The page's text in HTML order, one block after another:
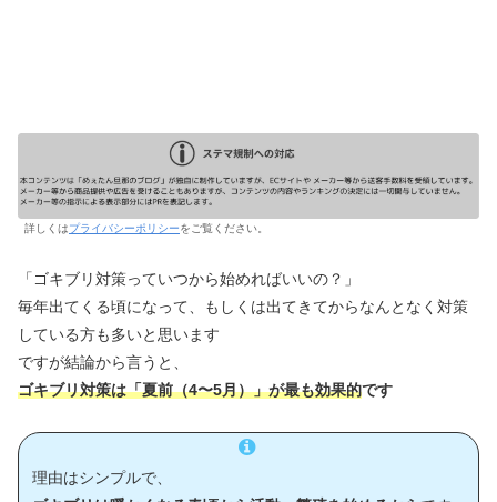
詳しくはプライバシーポリシーをご覧ください。
「ゴキブリ対策っていつから始めればいいの？」
毎年出てくる頃になって、もしくは出てきてからなんとなく対策
している方も多いと思います
ですが結論から言うと、
ゴキブリ対策は「夏前（4〜5月）」が最も効果的です
理由はシンプルで、